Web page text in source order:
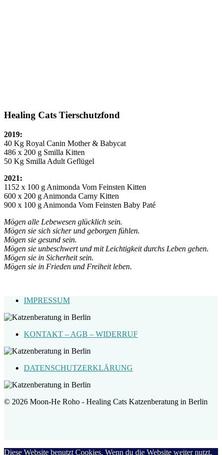
Healing Cats Tierschutzfond
2019:
40 Kg Royal Canin Mother & Babycat
486 x 200 g Smilla Kitten
50 Kg Smilla Adult Geflügel
2021:
1152 x 100 g Animonda Vom Feinsten Kitten
600 x 200 g Animonda Carny Kitten
900 x 100 g Animonda Vom Feinsten Baby Paté
Mögen alle Lebewesen glücklich sein.
Mögen sie sich sicher und geborgen fühlen.
Mögen sie gesund sein.
Mögen sie unbeschwert und mit Leichtigkeit durchs Leben gehen.
Mögen sie in Sicherheit sein.
Mögen sie in Frieden und Freiheit leben.
IMPRESSUM
KONTAKT – AGB – WIDERRUF
DATENSCHUTZERKLÄRUNG
© 2026 Moon-He Roho - Healing Cats Katzenberatung in Berlin
Diese Website benutzt Cookies. Wenn du die Website weiter nutzt,